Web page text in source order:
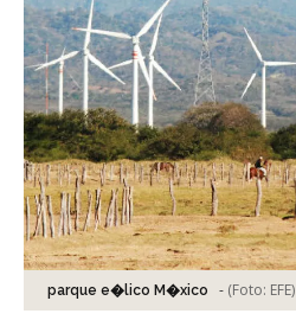
parque e�lico M�xico - (Foto: EFE)